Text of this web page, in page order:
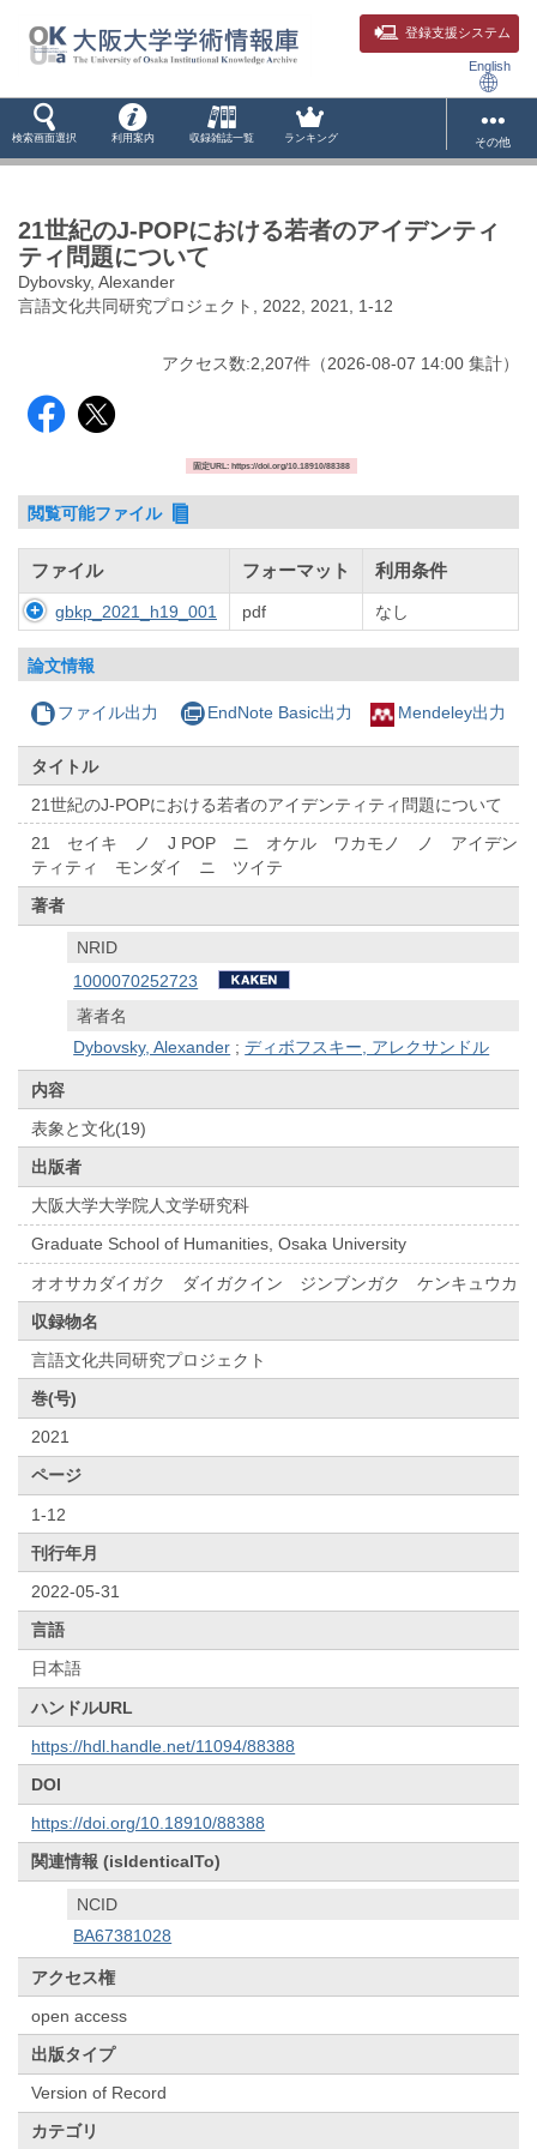
登録支援システム
English
検索画面選択 利用案内 収録雑誌一覧 ランキング その他
21世紀のJ-POPにおける若者のアイデンティ
ティ問題について
Dybovsky, Alexander
言語文化共同研究プロジェクト, 2022, 2021, 1-12
アクセス数:2,207件 （2026-08-07 14:00 集計）
固定URL: https://doi.org/10.18910/88388
閲覧可能ファイル
ファイル フォーマット 利用条件
gbkp_2021_h19_001 pdf なし
論文情報
ファイル出力 EndNote Basic出力 Mendeley出力
タイトル
21世紀のJ-POPにおける若者のアイデンティティ問題について
21 セイキ ノ J POP ニ オケル ワカモノ ノ アイデン
ティティ モンダイ ニ ツイテ
著者
NRID
1000070252723
著者名
Dybovsky, Alexander ;ディボフスキー, アレクサンドル
内容
表象と文化(19)
出版者
大阪大学大学院人文学研究科
Graduate School of Humanities, Osaka University
オオサカダイガク ダイガクイン ジンブンガク ケンキュウカ
収録物名
言語文化共同研究プロジェクト
巻(号)
2021
ページ
1-12
刊行年月
2022-05-31
言語
日本語
ハンドルURL
https://hdl.handle.net/11094/88388
DOI
https://doi.org/10.18910/88388
関連情報 (isIdenticalTo)
NCID
BA67381028
アクセス権
open access
出版タイプ
Version of Record
カテゴリ